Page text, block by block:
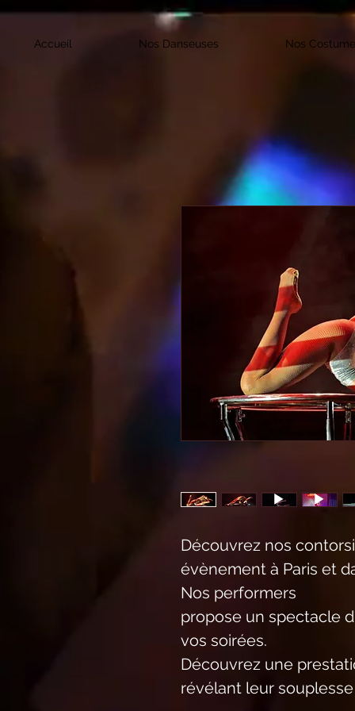
Accueil Nos Danseuses Nos
Découvrez nos
évènement à Paris et
Nos performers
propose un spectacle
vos soirées.
Découvrez une
révélant leur